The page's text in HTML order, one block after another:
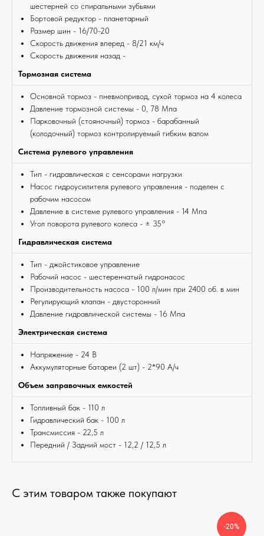
шестерней со спиральными зубьями
Бортовой редуктор - планетарный
Размер шин - 16/70-20
Скорость движения вперед - 8/21 км/ч
Скорость движения назад -
Тормозная система
Основной тормоз - пневмопривод, сухой тормоз на 4 колеса
Давление тормозной системы - 0, 78 Мпа
Парковочный (стояночный) тормоз - барабанный
(колодочный) тормоз контролируемый гибким валом
Cистема рулевого управления
Тип - гидравлическая с сенсорами нагрузки
Насос гидроусилителя рулевого управления - поделен с
рабочим насосом
Давление в системе рулевого управления - 14 Мпа
Угол поворота рулевого колеса - ± 35°
Гидравлическая система
Тип - джойстиковое управление
Рабочий насос - шестеренчатый гидронасос
Производительность насоса - 100 л/мин при 2400 об. в мин
Регулирующий клапан - двусторонний
Давление гидравлической системы - 16 Мпа
Электрическая система
Напряжение - 24 В
Аккумуляторные батареи (2 шт) - 2*90 А/ч
Объем заправочных емкостей
Топливный бак - 110 л
Гидравлический бак - 100 л
Трансмиссия - 22,5 л
Передний / Задний мост - 12,2 / 12,5 л
С этим товаром также покупают
-20%